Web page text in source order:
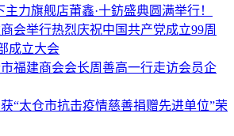
力旗舰店莆鑫·十鈁盛典圆满举行！
会举行热烈庆祝中国共产党成立99周
成立大会
福建商会会长周善高一行走访会员企
“太仓市抗击疫情慈善捐赠先进单位”荣